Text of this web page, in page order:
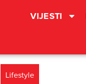
VIJESTI
Lifestyle